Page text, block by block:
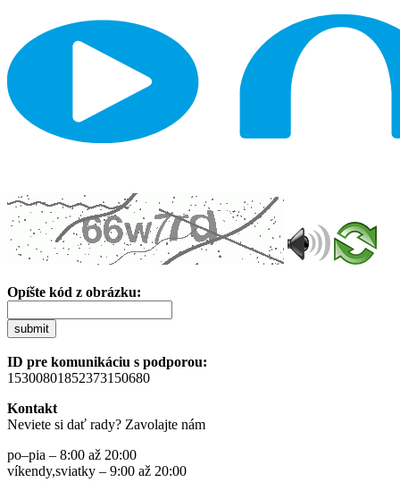
Opíšte kód z obrázku:
submit
ID pre komunikáciu s podporou:
15300801852373150680
Kontakt
Neviete si dať rady? Zavolajte nám
po–pia – 8:00 až 20:00
víkendy,sviatky – 9:00 až 20:00